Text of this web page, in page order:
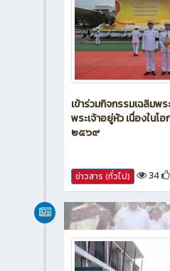
เข้าร่วมกิจกรรมเฉลิมพ
พระเจ้าอยู่หัว เนื่องในโ
34
ข่าวสาร